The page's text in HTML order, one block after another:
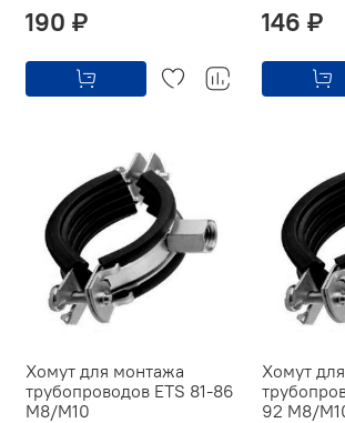
190 ₽ 146 ₽
Хомут для монтажа
трубопроводов ETS 81-86
M8/M10
Хомут
92 M8/